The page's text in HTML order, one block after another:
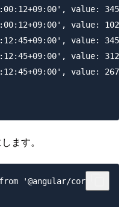
value:
value:
value:
value:
value:
ます。
'@angular/core';